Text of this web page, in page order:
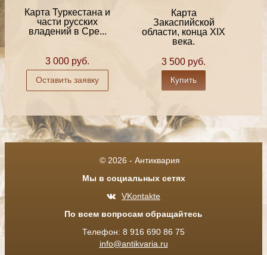
Карта Туркестана и
части русских
владений в Сре...
3 000 руб.
Оставить заявку
Карта
Закаспийской
области, конца XIX
века.
3 500 руб.
Купить
© 2026 - Антиквария
Мы в социальных сетях
VKontakte
По всем вопросам обращайтесь
Телефон: 8 916 690 86 75
info@antikvaria.ru